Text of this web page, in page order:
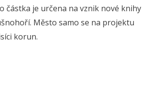
částka je určena na vznik nové knihy
Město samo se na projektu
korun.